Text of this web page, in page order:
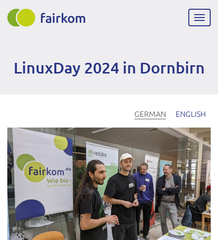
Direkt
zum
LinuxDay 2024 in Dornbirn
GERMAN ENGLISH